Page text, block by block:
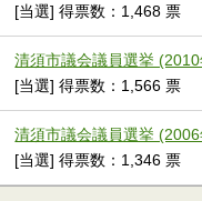
[当選] 得票数：1,468 票
清須市議会議員選挙
[当選] 得票数：1,566 票
清須市議会議員選挙
[当選] 得票数：1,346 票